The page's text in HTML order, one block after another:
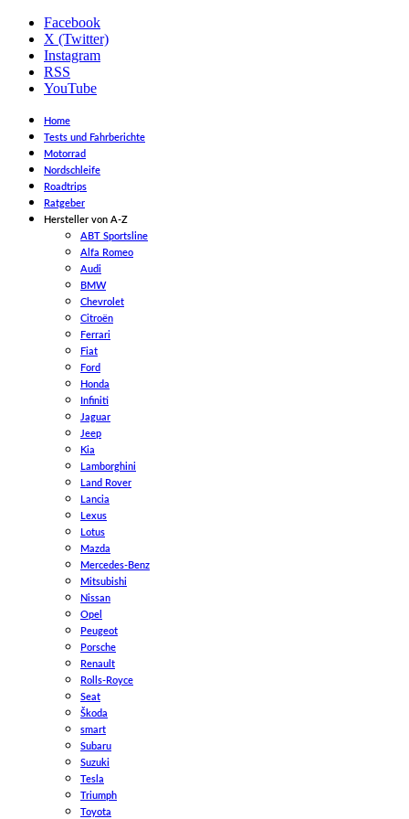
Facebook
X (Twitter)
Instagram
RSS
YouTube
Home
Tests und Fahrberichte
Motorrad
Nordschleife
Roadtrips
Ratgeber
Hersteller von A-Z
ABT Sportsline
Alfa Romeo
Audi
BMW
Chevrolet
Citroën
Ferrari
Fiat
Ford
Honda
Infiniti
Jaguar
Jeep
Kia
Lamborghini
Land Rover
Lancia
Lexus
Lotus
Mazda
Mercedes-Benz
Mitsubishi
Nissan
Opel
Peugeot
Porsche
Renault
Rolls-Royce
Seat
Škoda
smart
Subaru
Suzuki
Tesla
Triumph
Toyota